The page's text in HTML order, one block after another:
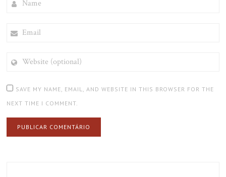
(OPTIONAL)
SAVE MY NAME, EMAIL, AND WEBSITE IN THIS BROWSER FOR THE
NEXT TIME I COMMENT.